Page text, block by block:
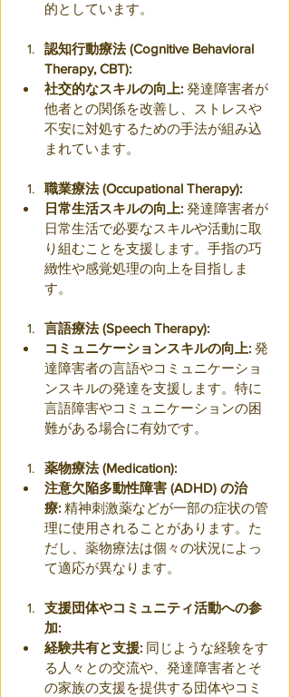
的としています。
認知行動療法 (Cognitive Behavioral
Therapy, CBT):
社交的なスキルの向上: 発達障害者が
他者との関係を改善し、ストレスや
不安に対処するための手法が組み込
まれています。
職業療法 (Occupational Therapy):
日常生活スキルの向上: 発達障害者が
日常生活で必要なスキルや活動に取
り組むことを支援します。手指の巧
緻性や感覚処理の向上を目指しま
す。
言語療法 (Speech Therapy):
コミュニケーションスキルの向上: 発
達障害者の言語やコミュニケーショ
ンスキルの発達を支援します。特に
言語障害やコミュニケーションの困
難がある場合に有効です。
薬物療法 (Medication):
注意欠陥多動性障害 (ADHD) の治
療: 精神刺激薬などが一部の症状の管
理に使用されることがあります。た
だし、薬物療法は個々の状況によっ
て適応が異なります。
支援団体やコミュニティ活動への参
加:
経験共有と支援: 同じような経験をす
る人々との交流や、発達障害者とそ
の家族の支援を提供する団体やコミ